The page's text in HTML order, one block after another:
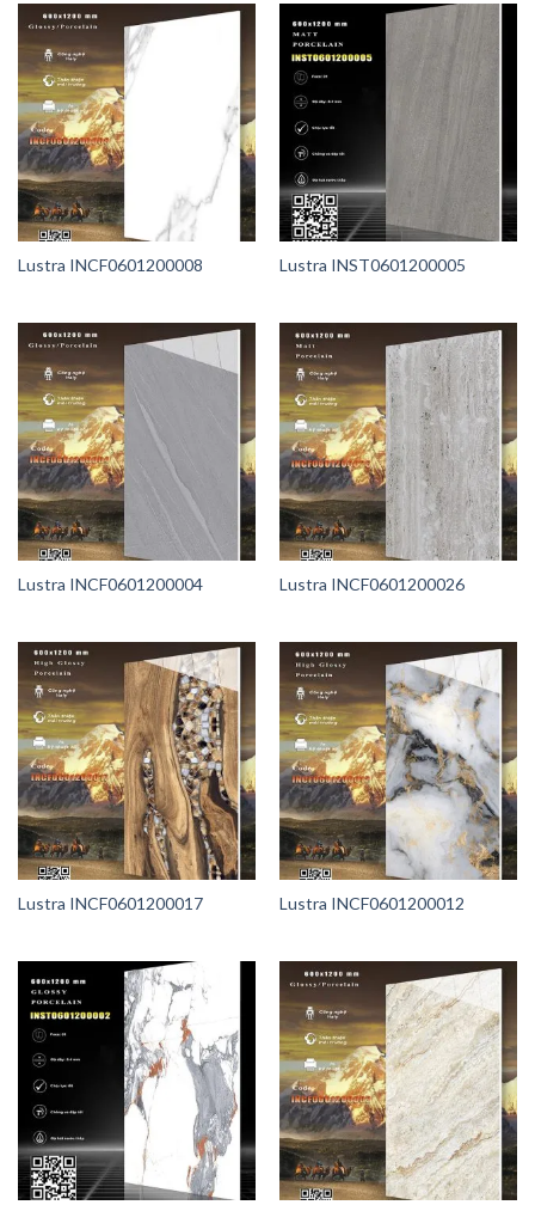
Lustra INCF0601200008 Lustra INST0601200005
Lustra INCF0601200004 Lustra INCF0601200026
Lustra INCF0601200017 Lustra INCF0601200012